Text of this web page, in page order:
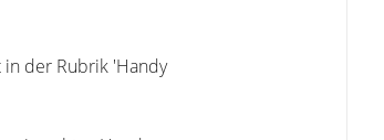
der Rubrik 'Handy